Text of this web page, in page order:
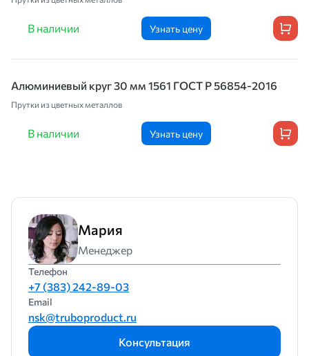
В наличии Узнать цену
Алюминиевый круг 30 мм 1561 ГОСТ Р 56854-2016
Прутки из цветных металлов
В наличии Узнать цену
Мария
Менеджер
Телефон
+7 (383) 242-89-03
Email
nsk@truboproduct.ru
Консультация